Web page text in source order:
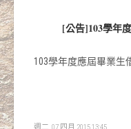
[公告]103學年
103學年度應屆畢業生